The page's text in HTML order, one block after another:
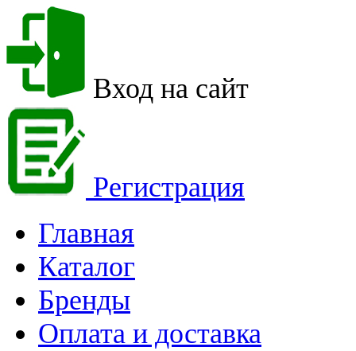
Вход на сайт
Регистрация
Главная
Каталог
Бренды
Оплата и доставка